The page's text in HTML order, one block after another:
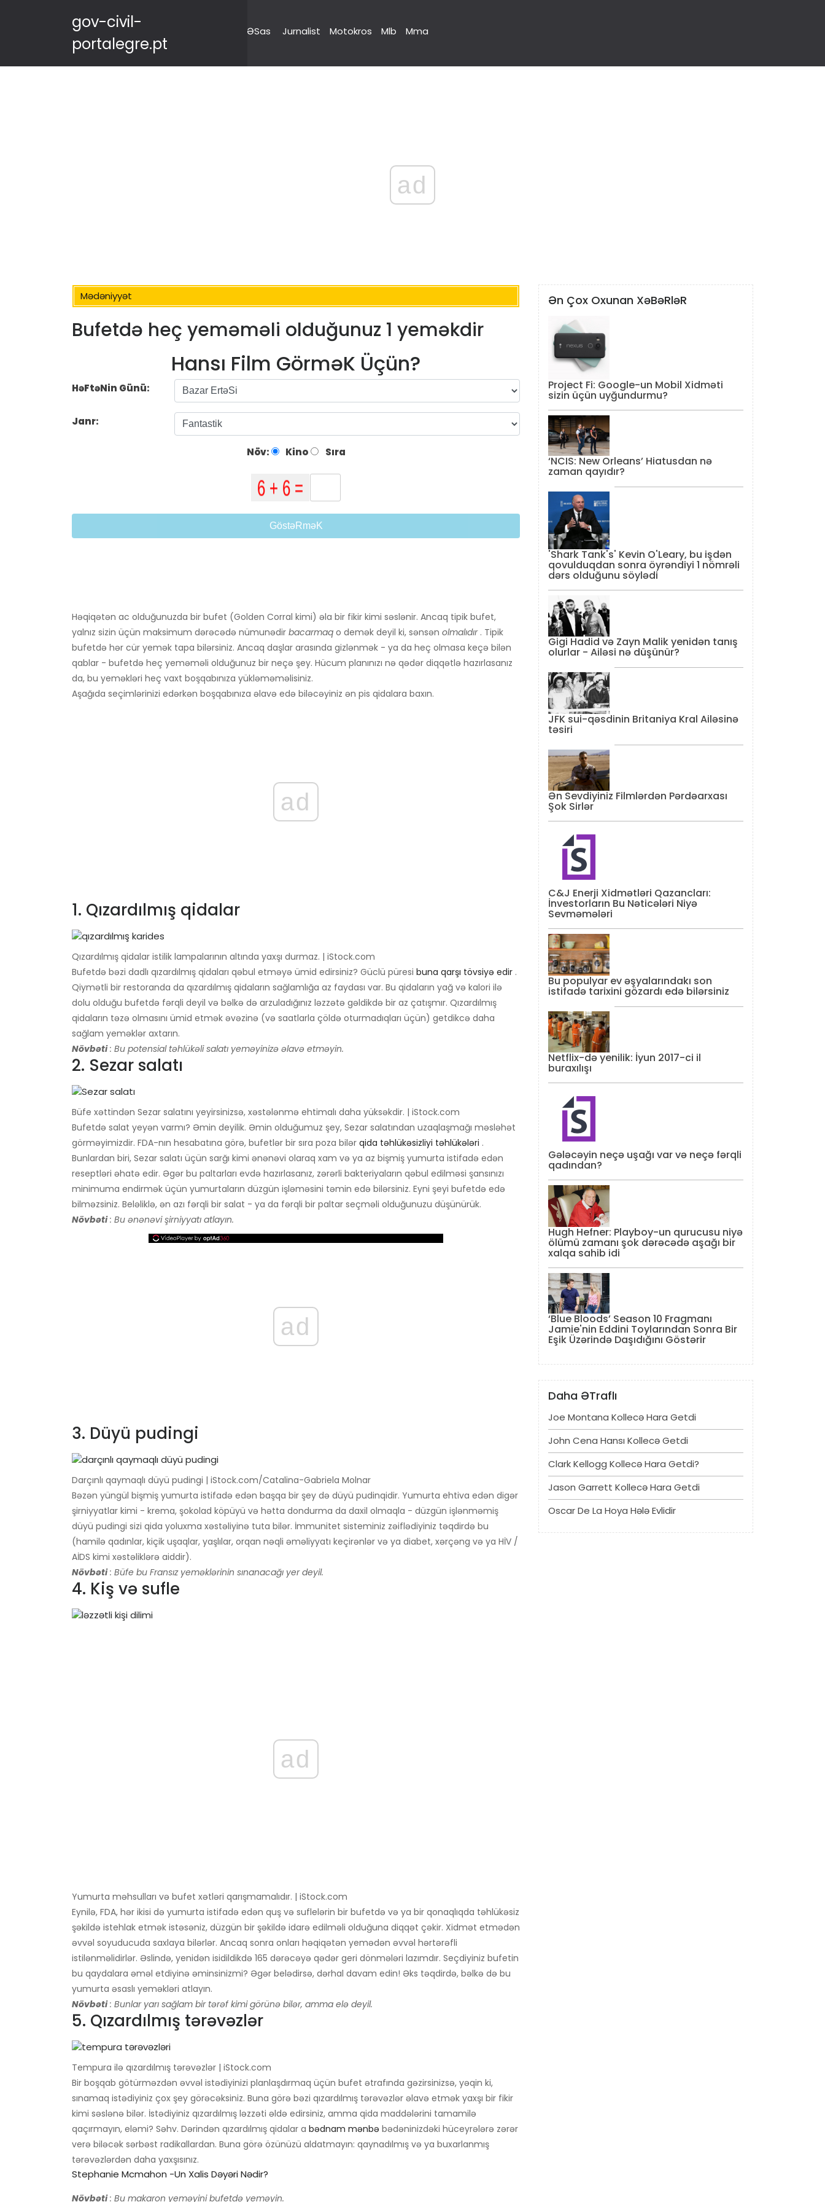
gov-civil-
portalegre.pt
ƏSas Jurnalist Motokros Mlb Mma
ad
Mədəniyyət
Bufetdə heç yeməməli olduğunuz 1 yeməkdir
Hansı Film GörməK Üçün?
HəFtəNin Günü:
Janr:
Növ: Kino Sıra
GöstəRməK
Həqiqətən ac olduğunuzda bir bufet (Golden Corral kimi) əla bir fikir kimi səslənir. Ancaq tipik bufet,
yalnız sizin üçün maksimum dərəcədə nümunədir bacarmaq o demək deyil ki, sənsən olmalıdır. Tipik
bufetdə hər cür yemək tapa bilərsiniz. Ancaq daşlar arasında gizlənmək - ya da heç olmasa keçə bilən
qablar - bufetdə heç yeməməli olduğunuz bir neçə şey. Hücum planınızı nə qədər diqqətlə hazırlasanız
da, bu yeməkləri heç vaxt boşqabınıza yükləməməlisiniz.
Aşağıda seçimlərinizi edərkən boşqabınıza əlavə edə biləcəyiniz ən pis qidalara baxın.
ad
1. Qızardılmış qidalar
Qızardılmış qidalar istilik lampalarının altında yaxşı durmaz. | iStock.com
Bufetdə bəzi dadlı qızardılmış qidaları qəbul etməyə ümid edirsiniz? Güclü püresi buna qarşı tövsiyə edir .
Qiymətli bir restoranda da qızardılmış qidaların sağlamlığa az faydası var. Bu qidaların yağ və kalori ilə
dolu olduğu bufetdə fərqli deyil və bəlkə də arzuladığınız ləzzətə gəldikdə bir az çatışmır. Qızardılmış
qidaların təzə olmasını ümid etmək əvəzinə (və saatlarla çöldə oturmadıqları üçün) getdikcə daha
sağlam yeməklər axtarın.
Növbəti: Bu potensial təhlükəli salatı yeməyinizə əlavə etməyin.
2. Sezar salatı
Büfe xəttindən Sezar salatını yeyirsinizsə, xəstələnmə ehtimalı daha yüksəkdir. | iStock.com
Bufetdə salat yeyən varmı? Əmin deyilik. Əmin olduğumuz şey, Sezar salatından uzaqlaşmağı məsləhət
görməyimizdir. FDA-nın hesabatına görə, bufetlər bir sıra poza bilər qida təhlükəsizliyi təhlükələri .
Bunlardan biri, Sezar salatı üçün sarğı kimi ənənəvi olaraq xam və ya az bişmiş yumurta istifadə edən
reseptləri əhatə edir. Əgər bu paltarları evdə hazırlasanız, zərərli bakteriyaların qəbul edilməsi şansınızı
minimuma endirmək üçün yumurtaların düzgün işləməsini təmin edə bilərsiniz. Eyni şeyi bufetdə edə
bilməzsiniz. Beləliklə, ən azı fərqli bir salat - ya da fərqli bir paltar seçməli olduğunuzu düşünürük.
Növbəti: Bu ənənəvi şirniyyatı atlayın.
ad
3. Düyü pudingi
Darçınlı qaymaqlı düyü pudingi | iStock.com/Catalina-Gabriela Molnar
Bəzən yüngül bişmiş yumurta istifadə edən başqa bir şey də düyü pudinqidir. Yumurta ehtiva edən digər
şirniyyatlar kimi - krema, şokolad köpüyü və hətta dondurma da daxil olmaqla - düzgün işlənməmiş
düyü pudingi sizi qida yoluxma xəstəliyinə tuta bilər. İmmunitet sisteminiz zəiflədiyiniz təqdirdə bu
(hamilə qadınlar, kiçik uşaqlar, yaşlılar, orqan nəqli əməliyyatı keçirənlər və ya diabet, xərçəng və ya HİV /
AİDS kimi xəstəliklərə aiddir).
Növbəti: Büfe bu Fransız yeməklərinin sınanacağı yer deyil.
4. Kiş və sufle
ad
Yumurta məhsulları və bufet xətləri qarışmamalıdır. | iStock.com
Eynilə, FDA, hər ikisi də yumurta istifadə edən quş və suflelərin bir bufetdə və ya bir qonaqlıqda təhlükəsiz
şəkildə istehlak etmək istəsəniz, düzgün bir şəkildə idarə edilməli olduğuna diqqət çəkir. Xidmət etmədən
əvvəl soyuducuda saxlaya bilərlər. Ancaq sonra onları həqiqətən yemədən əvvəl hərtərəfli
istilənməlidirlər. Əslində, yenidən isidildikdə 165 dərəcəyə qədər geri dönmələri lazımdır. Seçdiyiniz bufetin
bu qaydalara əməl etdiyinə əminsinizmi? Əgər belədirsə, dərhal davam edin! Əks təqdirdə, bəlkə də bu
yumurta əsaslı yeməkləri atlayın.
Növbəti: Bunlar yarı sağlam bir tərəf kimi görünə bilər, amma elə deyil.
5. Qızardılmış tərəvəzlər
Tempura ilə qızardılmış tərəvəzlər | iStock.com
Bir boşqab götürməzdən əvvəl istədiyinizi planlaşdırmaq üçün bufet ətrafında gəzirsinizsə, yəqin ki,
sınamaq istədiyiniz çox şey görəcəksiniz. Buna görə bəzi qızardılmış tərəvəzlər əlavə etmək yaxşı bir fikir
kimi səslənə bilər. İstədiyiniz qızardılmış ləzzəti əldə edirsiniz, amma qida maddələrini tamamilə
qaçırmayın, eləmi? Səhv. Dərindən qızardılmış qidalar a bədnam mənbə bədəninizdəki hüceyrələrə zərər
verə biləcək sərbəst radikallardan. Buna görə özünüzü aldatmayın: qaynadılmış və ya buxarlanmış
tərəvəzlərdən daha yaxşısınız.
Stephanie Mcmahon -un Xalis Dəyəri Nədir?
Növbəti: Bu makaron yeməyini bufetdə yeməyin.
Ən Çox Oxunan XəBəRləR
Project Fi: Google-un Mobil Xidməti
sizin üçün uyğundurmu?
‘NCIS: New Orleans’ Hiatusdan nə
zaman qayıdır?
'Shark Tank's' Kevin O'Leary, bu işdən
qovulduqdan sonra öyrəndiyi 1 nömrəli
dərs olduğunu söylədi
Gigi Hadid və Zayn Malik yenidən tanış
olurlar - Ailəsi nə düşünür?
JFK sui-qəsdinin Britaniya Kral Ailəsinə
təsiri
Ən Sevdiyiniz Filmlərdən Pərdəarxası
Şok Sirlər
C&J Enerji Xidmətləri Qazancları:
İnvestorların Bu Nəticələri Niyə
Sevməmələri
Bu populyar ev əşyalarındakı son
istifadə tarixini gözardı edə bilərsiniz
Netflix-də yenilik: İyun 2017-ci il
buraxılışı
Gələcəyin neçə uşağı var və neçə fərqli
qadından?
Hugh Hefner: Playboy-un qurucusu niyə
ölümü zamanı şok dərəcədə aşağı bir
xalqa sahib idi
‘Blue Bloods’ Season 10 Fragmanı
Jamie'nin Eddini Toylarından Sonra Bir
Eşik Üzərində Daşıdığını Göstərir
Daha ƏTraflı
Joe Montana Kollecə Hara Getdi
John Cena Hansı Kollecə Getdi
Clark Kellogg Kollecə Hara Getdi?
Jason Garrett Kollecə Hara Getdi
Oscar De La Hoya Hələ Evlidir